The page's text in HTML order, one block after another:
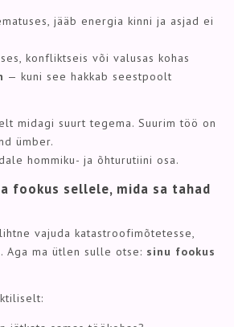
jääb energia kinni ja asjad ei
konfliktseis või valusas kohas
— kuni see hakkab seestpoolt
midagi suurt tegema. Suurim töö on
ümber.
hommiku- ja õhturutiini osa.
fookus sellele, mida sa tahad
vajuda katastroofimõtetesse,
Aga ma ütlen sulle otse: sinu fookus